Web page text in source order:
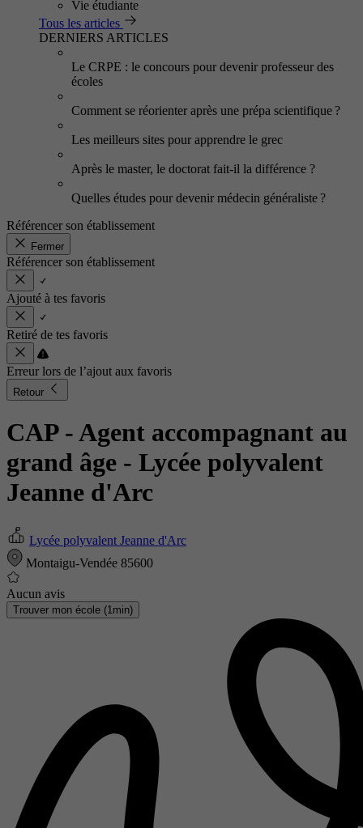
Vie étudiante
Tous les articles
DERNIERS ARTICLES
Le CRPE : le concours pour devenir professeur des
écoles
Comment se réorienter après une prépa scientifique ?
Les meilleurs sites pour apprendre le grec
Après le master, le doctorat fait-il la différence ?
Quelles études pour devenir médecin généraliste ?
Référencer son établissement
Fermer
Référencer son établissement
Ajouté à tes favoris
Retiré de tes favoris
Erreur lors de l’ajout aux favoris
Retour
CAP - Agent accompagnant au
grand âge - Lycée polyvalent
Jeanne d'Arc
Lycée polyvalent Jeanne d'Arc
Montaigu-Vendée 85600
Aucun avis
Trouver mon école (1min)